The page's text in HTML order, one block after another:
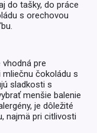
do tašky, do práce
s orechovou
pre
čokoládu s
sladkosti s
menšie balenie
je dôležité
najmä pri citlivosti